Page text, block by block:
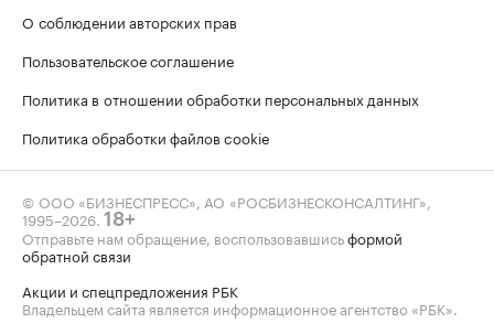
О соблюдении авторских прав
Пользовательское соглашение
Политика в отношении обработки персональных данных
Политика обработки файлов cookie
© ООО «БИЗНЕСПРЕСС», АО «РОСБИЗНЕСКОНСАЛТИНГ»,
1995–2026. 18+
Отправьте нам обращение, воспользовавшисьформой
обратной связи
Акции и спецпредложения РБК
Владельцем сайта является информационное агентство «РБК».